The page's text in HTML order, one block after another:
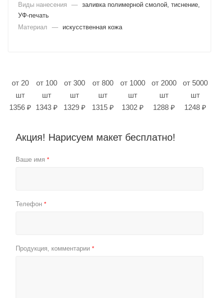
Виды нанесения
— заливка полимерной смолой, тиснение,
УФ-печать
Материал
— искусственная кожа
от 20
шт
1356 ₽
от 100
шт
1343 ₽
от 300
шт
1329 ₽
от 800
шт
1315 ₽
от 1000
шт
1302 ₽
от 2000
шт
1288 ₽
от 5000
шт
1248 ₽
Акция! Нарисуем макет бесплатно!
Ваше имя *
Телефон *
Продукция, комментарии *